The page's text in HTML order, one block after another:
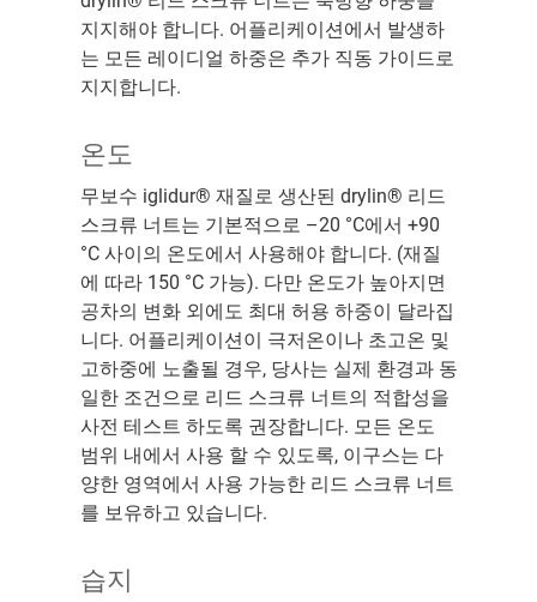
지지해야 합니다. 어플리케이션에서 발생하
는 모든 레이디얼 하중은 추가 직동 가이드로
지지합니다.
온도
무보수 iglidur® 재질로 생산된 drylin® 리드
스크류 너트는 기본적으로 –20 °C에서 +90
°C 사이의 온도에서 사용해야 합니다. (재질
에 따라 150 °C 가능). 다만 온도가 높아지면
공차의 변화 외에도 최대 허용 하중이 달라집
니다. 어플리케이션이 극저온이나 초고온 및
고하중에 노출될 경우, 당사는 실제 환경과 동
일한 조건으로 리드 스크류 너트의 적합성을
사전 테스트 하도록 권장합니다. 모든 온도
범위 내에서 사용 할 수 있도록, 이구스는 다
양한 영역에서 사용 가능한 리드 스크류 너트
를 보유하고 있습니다.
습지